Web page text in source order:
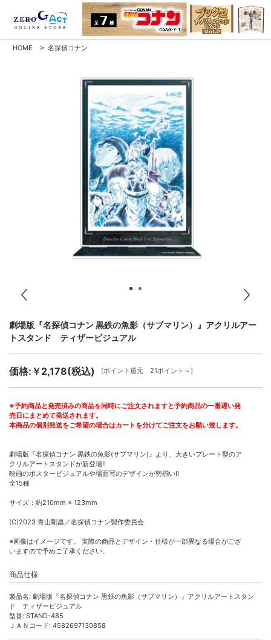
HOME > 名探偵コナン
劇場版『名探偵コナン 黒鉄の魚影（サブマリン）』アクリルアー
トスタンド ティザービジュアル
価格:￥2,178(税込) [ポイント還元 21ポイント～]
※予約商品と発売済みの商品を同時にご注文されますと予約商品の一番遅い発
売日にまとめて発送されます。
本商品の個別発送をご希望の場合はカートを分けてご注文をお願い致します。
劇場版『名探偵コナン 黒鉄の魚影(サブマリン)』より、大きいプレート型のア
クリルアートスタンドが新登場!!
映画のポスタービジュアルや場面写のデザインが勢揃い!!
全15種
サイズ：約210mm × 123mm
(C)2023 青山剛昌／名探偵コナン製作委員会
※画像はイメージです。 実際の商品とデザイン・仕様が一部異なる場合がござ
いますので予めご了承ください。
商品仕様
製品名: 劇場版『名探偵コナン 黒鉄の魚影（サブマリン）』アクリルアートスタン
ド ティザービジュアル
型番: STAND-485
ＪＡＮコード: 4582697130858